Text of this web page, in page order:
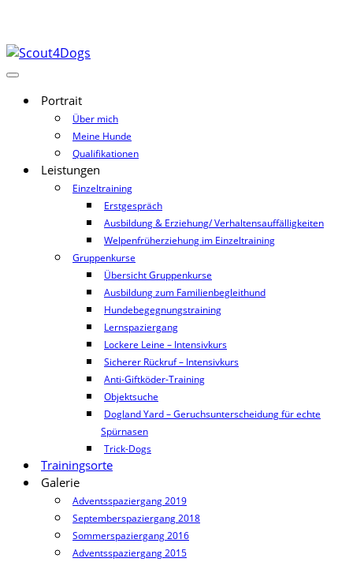
Portrait
Über mich
Meine Hunde
Qualifikationen
Leistungen
Einzeltraining
Erstgespräch
Ausbildung & Erziehung/ Verhaltensauffälligkeiten
Welpenfrüherziehung im Einzeltraining
Gruppenkurse
Übersicht Gruppenkurse
Ausbildung zum Familienbegleithund
Hundebegegnungstraining
Lernspaziergang
Lockere Leine – Intensivkurs
Sicherer Rückruf – Intensivkurs
Anti-Giftköder-Training
Objektsuche
Dogland Yard – Geruchsunterscheidung für echte
Spürnasen
Trick-Dogs
Trainingsorte
Galerie
Adventsspaziergang 2019
Septemberspaziergang 2018
Sommerspaziergang 2016
Adventsspaziergang 2015